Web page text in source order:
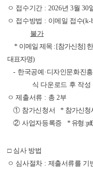
ㅇ 접수기간 : 2026년 3월30
ㅇ 접수방법 : 이메일 접수(k-
불가
* 이메일 제목 : [참가신청]
대표자명)
- 한국공예 · 디자인문화진
식 다운로드 후 작성
ㅇ 제출서류 : 총 2부
① 참가신청서* 참가신청
② 사업자등록증 * 유형 :
□ 심사 방법
ㅇ 심사절차 : 제출서류를 기